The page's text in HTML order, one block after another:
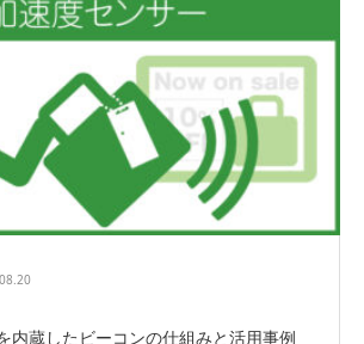
内蔵したビーコンの仕組みと活用事例